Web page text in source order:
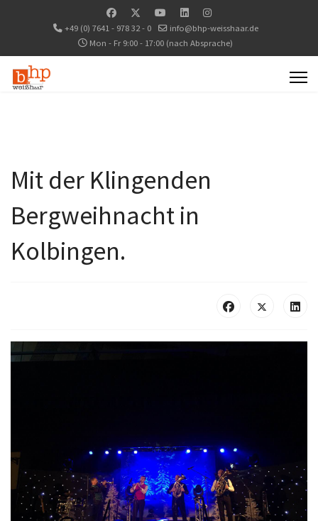
+49 (0) 7641 - 978 32 - 0
info@bhp-weisshaar.de
Mon - Fr 9:00 - 17:00 (nach Absprache)
Mit der Klingenden
Bergweihnacht in
Kolbingen.